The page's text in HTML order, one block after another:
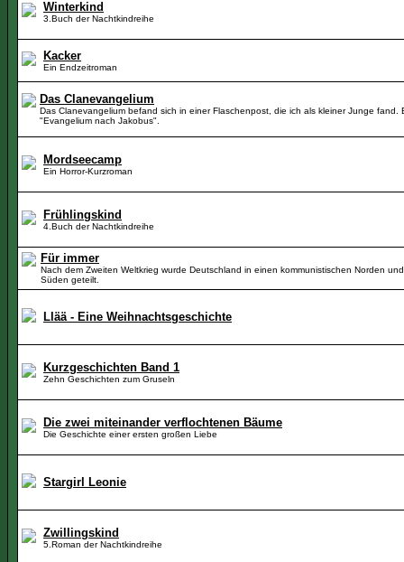
Winterkind
3.Buch der Nachtkindreihe
Kacker
Ein Endzeitroman
Das Clanevangelium
Das Clanevangelium befand sich in einer Flaschenpost, die ich als kleiner Junge fand.
"Evangelium nach Jakobus".
Mordseecamp
Ein Horror-Kurzroman
Frühlingskind
4.Buch der Nachtkindreihe
Für immer
Nach dem Zweiten Weltkrieg wurde Deutschland in einen kommunistischen Norden
Süden geteilt.
Llää - Eine Weihnachtsgeschichte
Kurzgeschichten Band 1
Zehn Geschichten zum Gruseln
Die zwei miteinander verflochtenen Bäume
Die Geschichte einer ersten großen Liebe
Stargirl Leonie
Zwillingskind
5.Roman der Nachtkindreihe